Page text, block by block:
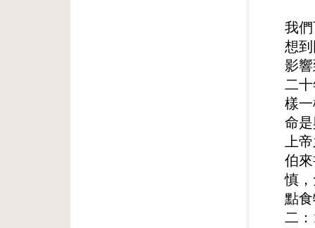
我
想
影
二
樣
命
上
伯
慎
點
二